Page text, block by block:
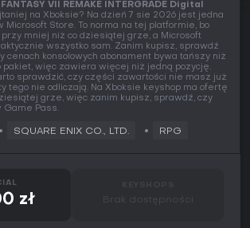
FANTASY VII REMAKE INTERGRADE Digital
na Xboksie? Na dzień 7 sie 2026 jest jedna
Microsoft Store. To norma na tej platformie, bo
mniej niż co dziesiątej grze, a Microsoft
wszystko sam. Zanim kupisz, sprawdź
cenach konsolowych abonament bywa tańszy niż
pakiet, więc zawiera więcej niż jedną pozycję.
sprawdzić, czy części zawartości nie masz już
tego nie odliczają. Na Xboksie keyshop ma ofertę
grze, więc zanim kupisz, sprawdź, czy
Game Pass.
SQUARE ENIX CO., LTD. RPG
zł Brak dostępności